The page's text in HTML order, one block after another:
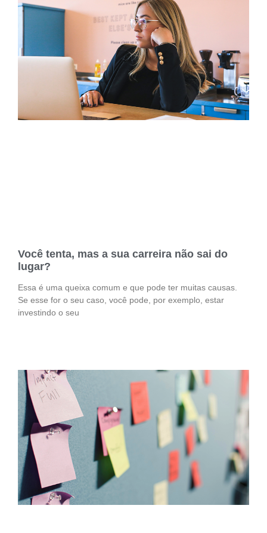
Você tenta, mas a sua carreira não sai do
lugar?
Essa é uma queixa comum e que pode ter muitas causas.
Se esse for o seu caso, você pode, por exemplo, estar
investindo o seu